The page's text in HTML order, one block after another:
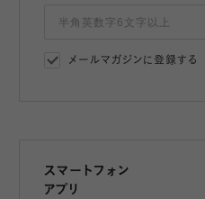
メールマガジンに登録する
スマートフォン
アプリ